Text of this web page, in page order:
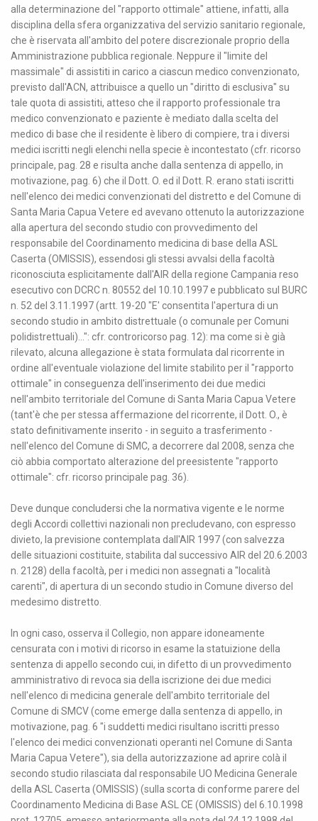
alla determinazione del "rapporto ottimale" attiene, infatti, alla
disciplina della sfera organizzativa del servizio sanitario regionale,
che è riservata all'ambito del potere discrezionale proprio della
Amministrazione pubblica regionale. Neppure il "limite del
massimale" di assistiti in carico a ciascun medico convenzionato,
previsto dall'ACN, attribuisce a quello un "diritto di esclusiva" su
tale quota di assistiti, atteso che il rapporto professionale tra
medico convenzionato e paziente è mediato dalla scelta del
medico di base che il residente è libero di compiere, tra i diversi
medici iscritti negli elenchi nella specie è incontestato (cfr. ricorso
principale, pag. 28 e risulta anche dalla sentenza di appello, in
motivazione, pag. 6) che il Dott. O. ed il Dott. R. erano stati iscritti
nell'elenco dei medici convenzionati del distretto e del Comune di
Santa Maria Capua Vetere ed avevano ottenuto la autorizzazione
alla apertura del secondo studio con provvedimento del
responsabile del Coordinamento medicina di base della ASL
Caserta (OMISSIS), essendosi gli stessi avvalsi della facoltà
riconosciuta esplicitamente dall'AIR della regione Campania reso
esecutivo con DCRC n. 80552 del 10.10.1997 e pubblicato sul BURC
n. 52 del 3.11.1997 (artt. 19-20 "E' consentita l'apertura di un
secondo studio in ambito distrettuale (o comunale per Comuni
polidistrettuali)...": cfr. controricorso pag. 12): ma come si è già
rilevato, alcuna allegazione è stata formulata dal ricorrente in
ordine all'eventuale violazione del limite stabilito per il "rapporto
ottimale" in conseguenza dell'inserimento dei due medici
nell'ambito territoriale del Comune di Santa Maria Capua Vetere
(tant'è che per stessa affermazione del ricorrente, il Dott. O., è
stato definitivamente inserito - in seguito a trasferimento -
nell'elenco del Comune di SMC, a decorrere dal 2008, senza che
ciò abbia comportato alterazione del preesistente "rapporto
ottimale": cfr. ricorso principale pag. 36).
Deve dunque concludersi che la normativa vigente e le norme
degli Accordi collettivi nazionali non precludevano, con espresso
divieto, la previsione contemplata dall'AIR 1997 (con salvezza
delle situazioni costituite, stabilita dal successivo AIR del 20.6.2003
n. 2128) della facoltà, per i medici non assegnati a "località
carenti", di apertura di un secondo studio in Comune diverso del
medesimo distretto.
In ogni caso, osserva il Collegio, non appare idoneamente
censurata con i motivi di ricorso in esame la statuizione della
sentenza di appello secondo cui, in difetto di un provvedimento
amministrativo di revoca sia della iscrizione dei due medici
nell'elenco di medicina generale dell'ambito territoriale del
Comune di SMCV (come emerge dalla sentenza di appello, in
motivazione, pag. 6 "i suddetti medici risultano iscritti presso
l'elenco dei medici convenzionati operanti nel Comune di Santa
Maria Capua Vetere"), sia della autorizzazione ad aprire colà il
secondo studio rilasciata dal responsabile UO Medicina Generale
della ASL Caserta (OMISSIS) (sulla scorta di conforme parere del
Coordinamento Medicina di Base ASL CE (OMISSIS) del 6.10.1998